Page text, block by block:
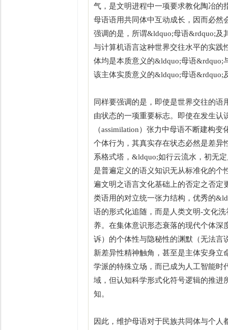
气，是文明进程中一项要求教化陶冶的
母语语用共同体中互动成长，因而必
强调的是，所谓&ldquo;母语&rdquo;及
与计算机语言这种世界交往水平的实践
体均是本质意义的&ldquo;母语&rdquo;
该主体实质意义的&ldquo;母语&rdquo;
同样要强调的是，即使是世界交往的
由状态的一项重要标志。即使在发生认
（assimilation）张力中母语不断建构
个体行为，其真实存在状态必然是差异
系格式塔，&ldquo;如行云流水，初无
是普遍定义的语义知识无从标准化的
遍文明之语言文化基础上的否定之否
类语用的对立统一张力结构，优秀的
语的形式化追随，而是人类文明-文化
养。在集体意识形态衰落的现代个体
诉）的个体性与隐秘性的渊默（无法言
新差异性精神触角，甚至是主体安身
学派的特殊立场，而已成为人工智能时
域，但认知科学形式化符号逻辑的推进
知。
因此，维护母语对于民族共同体与个